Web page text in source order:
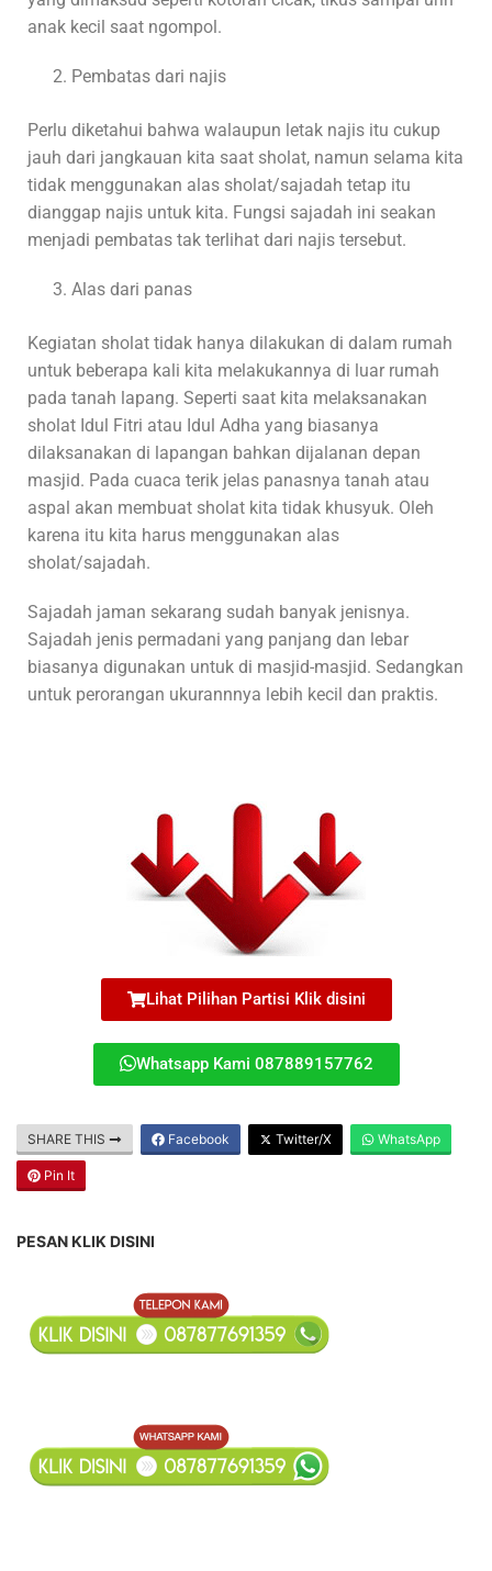
anak kecil saat ngompol.
Pembatas dari najis
Perlu diketahui bahwa walaupun letak najis itu cukup
jauh dari jangkauan kita saat sholat, namun selama kita
tidak menggunakan alas sholat/sajadah tetap itu
dianggap najis untuk kita. Fungsi sajadah ini seakan
menjadi pembatas tak terlihat dari najis tersebut.
Alas dari panas
Kegiatan sholat tidak hanya dilakukan di dalam rumah
untuk beberapa kali kita melakukannya di luar rumah
pada tanah lapang. Seperti saat kita melaksanakan
sholat Idul Fitri atau Idul Adha yang biasanya
dilaksanakan di lapangan bahkan dijalanan depan
masjid. Pada cuaca terik jelas panasnya tanah atau
aspal akan membuat sholat kita tidak khusyuk. Oleh
karena itu kita harus menggunakan alas
sholat/sajadah.
Sajadah jaman sekarang sudah banyak jenisnya.
Sajadah jenis permadani yang panjang dan lebar
biasanya digunakan untuk di masjid-masjid. Sedangkan
untuk perorangan ukurannnya lebih kecil dan praktis.
Lihat Pilihan Partisi Klik disini
Whatsapp Kami 087889157762
SHARE THIS Facebook Twitter/X WhatsApp
Pin It
PESAN KLIK DISINI